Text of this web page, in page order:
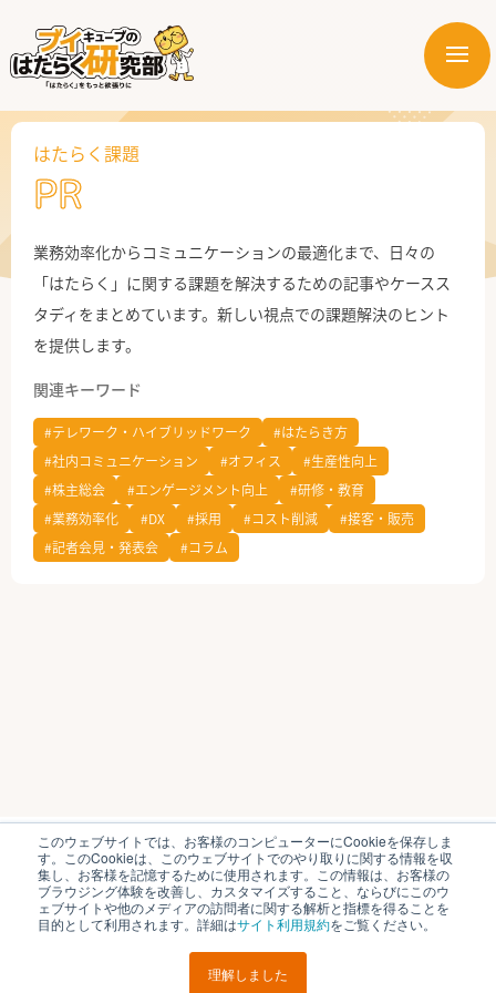
このウェブサイトでは、お客様のコンピューターにCookieを保存しま
す。このCookieは、このウェブサイトでのやり取りに関する情報を収
集し、お客様を記憶するために使用されます。この情報は、お客様の
ブラウジング体験を改善し、カスタマイズすること、ならびにこのウ
ェブサイトや他のメディアの訪問者に関する解析と指標を得ることを
目的として利用されます。詳細はサイト利用規約をご覧ください。
理解しました
メ
ー
はたらく部署
はたらく課題
はたらく製品・サービス
公式X
公式Facebook
はたらく課題
PR
業務効率化からコミュニケーションの最適化まで、日々の
「はたらく」に関する課題を解決するための記事やケースス
タディをまとめています。新しい視点での課題解決のヒント
を提供します。
関連キーワード
#テレワーク・ハイブリッドワーク
#はたらき方
#社内コミュニケーション
#オフィス
#生産性向上
#株主総会
#エンゲージメント向上
#研修・教育
#業務効率化
#DX #採用 #コスト削減
#接客・販売
#記者会見・発表会
#コラム
ブイキューブのはたらく研究部とは 運営会社
個人情報保護方針 各種お問い合わせ
© V-cube, Inc. All Rights Reserved.